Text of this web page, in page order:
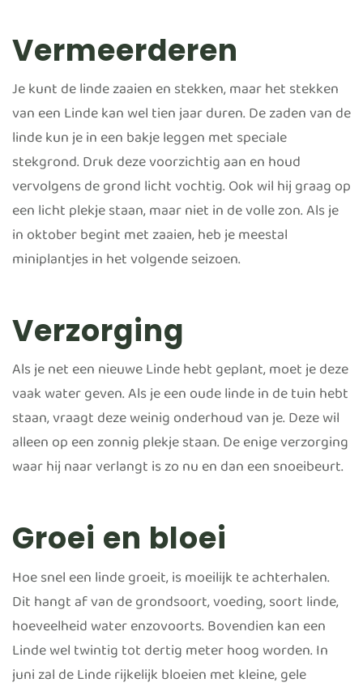
Vermeerderen
Je kunt de linde zaaien en stekken, maar het stekken
van een Linde kan wel tien jaar duren. De zaden van de
linde kun je in een bakje leggen met speciale
stekgrond. Druk deze voorzichtig aan en houd
vervolgens de grond licht vochtig. Ook wil hij graag op
een licht plekje staan, maar niet in de volle zon. Als je
in oktober begint met zaaien, heb je meestal
miniplantjes in het volgende seizoen.
Verzorging
Als je net een nieuwe Linde hebt geplant, moet je deze
vaak water geven. Als je een oude linde in de tuin hebt
staan, vraagt deze weinig onderhoud van je. Deze wil
alleen op een zonnig plekje staan. De enige verzorging
waar hij naar verlangt is zo nu en dan een snoeibeurt.
Groei en bloei
Hoe snel een linde groeit, is moeilijk te achterhalen.
Dit hangt af van de grondsoort, voeding, soort linde,
hoeveelheid water enzovoorts. Bovendien kan een
Linde wel twintig tot dertig meter hoog worden. In
juni zal de Linde rijkelijk bloeien met kleine, gele